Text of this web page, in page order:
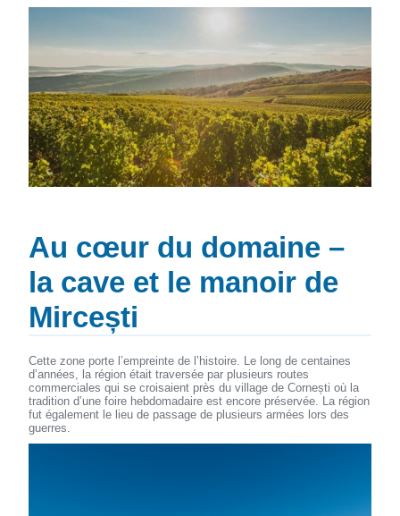
Au cœur du domaine –
la cave et le manoir de
Mircești
Cette zone porte l’empreinte de l’histoire. Le long de centaines
d’années, la région était traversée par plusieurs routes
commerciales qui se croisaient près du village de Cornești où la
tradition d’une foire hebdomadaire est encore préservée. La région
fut également le lieu de passage de plusieurs armées lors des
guerres.